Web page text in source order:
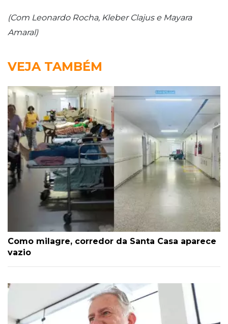
(Com Leonardo Rocha, Kleber Clajus e Mayara
Amaral)
VEJA TAMBÉM
Como milagre, corredor da Santa Casa aparece
vazio